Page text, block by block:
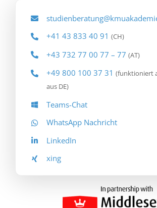
+41 43 833 40 91 (CH)
+43 732 77 00 77 – 77 (AT)
+49 800 100 37 31 (funktioniert
aus DE)
Teams-Chat
WhatsApp Nachricht
LinkedIn
xing